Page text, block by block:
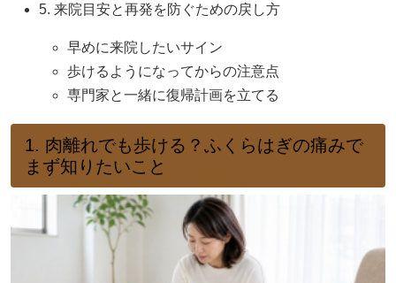
5. 来院目安と再発を防ぐための戻し方
早めに来院したいサイン
歩けるようになってからの注意点
専門家と一緒に復帰計画を立てる
1. 肉離れでも歩ける？ふくらはぎの痛みで
まず知りたいこと